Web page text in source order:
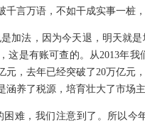
言万语，不如干成实事一桩
加法，因为今天退，明天就
这是有账可查的。从2013年
元，去年已经突破了20万亿元
养了税源，培育壮大了市场主
难，我们注意到了。所以